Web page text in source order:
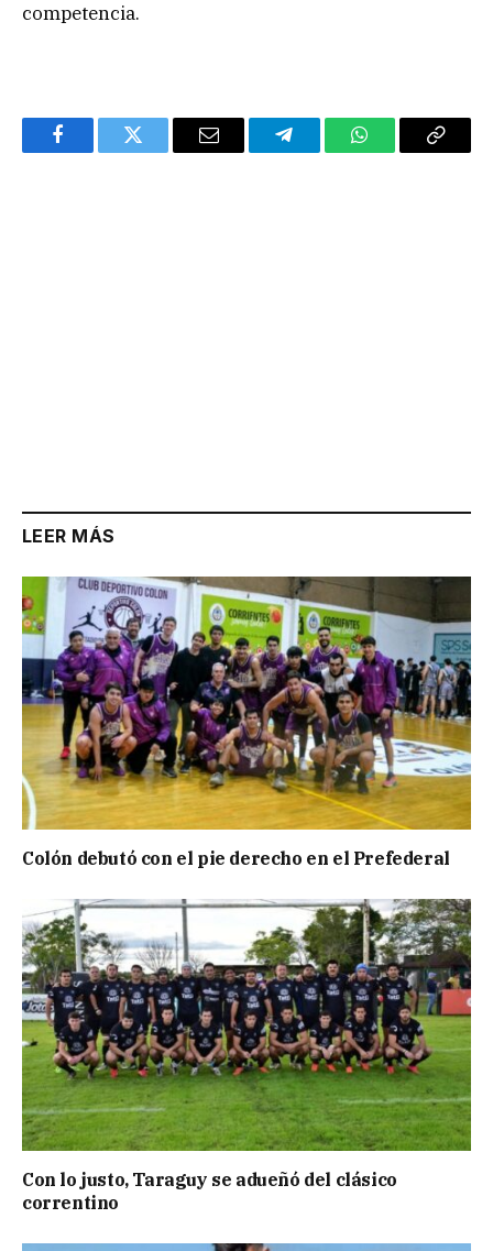
competencia.
FacebookTwitter Email TelegramWhatsAppCopy
LEER MÁS
Colón debutó con el pie derecho en el Prefederal
Con lo justo, Taraguy se adueñó del clásico
correntino